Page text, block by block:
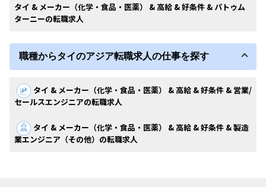
タイ & メーカー（化学・食品・医薬） & 高給 & 好条件 & パトゥム
ターニーの転職求人
職種からタイのアジア転職求人の仕事を探す
タイ & メーカー（化学・食品・医薬） & 高給 & 好条件 & 営業/
セールスエンジニアの転職求人
タイ & メーカー（化学・食品・医薬） & 高給 & 好条件 & 製造
業エンジニア（その他）の転職求人